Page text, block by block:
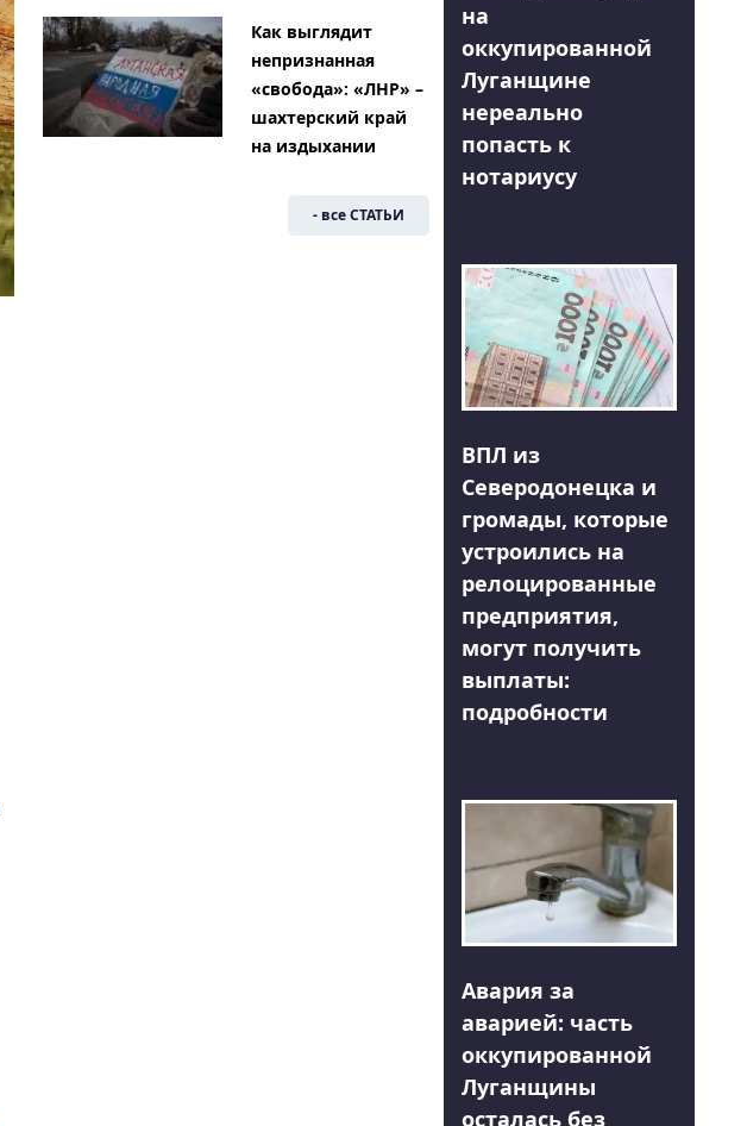
Как выглядит
непризнанная
«свобода»: «ЛНР» –
шахтерский край
на издыхании
- все СТАТЬИ
на
оккупированной
Луганщине
нереально
попасть к
нотариусу
ВПЛ из
Северодонецка и
громады, которые
устроились на
релоцированные
предприятия,
могут получить
выплаты:
подробности
Авария за
аварией: часть
оккупированной
Луганщины
осталась без